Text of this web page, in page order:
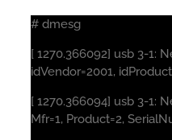
# dmesg
[ 1270.366092] usb 3-1:
idVendor=2001,
[ 1270.366094] usb 3-1:
Mfr=1, Product=2,